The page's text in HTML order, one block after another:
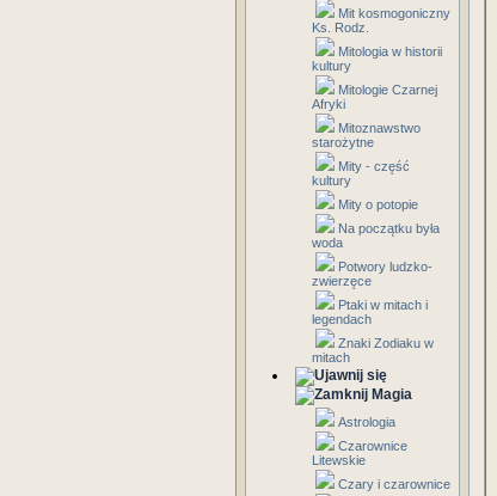
Mit kosmogoniczny
Ks. Rodz.
Mitologia w historii
kultury
Mitologie Czarnej
Afryki
Mitoznawstwo
starożytne
Mity - część
kultury
Mity o potopie
Na początku była
woda
Potwory ludzko-
zwierzęce
Ptaki w mitach i
legendach
Znaki Zodiaku w
mitach
Magia
Astrologia
Czarownice
Litewskie
Czary i czarownice